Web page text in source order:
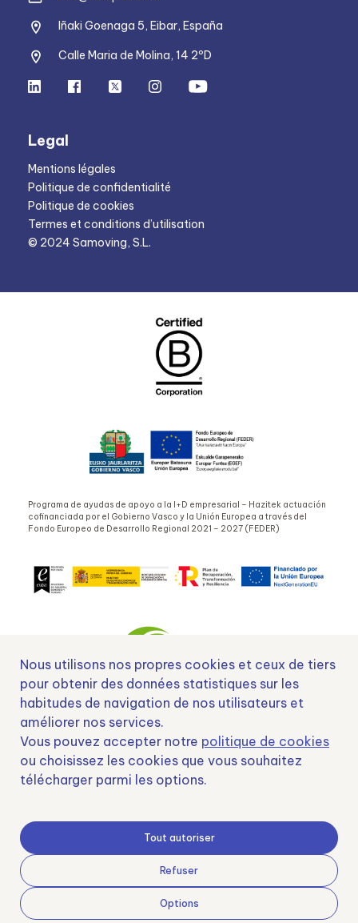
Iñaki Goenaga 5, Eibar, España
Calle Maria de Molina, 14 2ºD
Legal
Mentions légales
Politique de confidentialité
Politique de cookies
Termes et conditions d’utilisation
© 2024 Samoving, S.L.
Programa de ayudas de apoyo a la I+D empresarial – Hazitek actuación
cofinanciada por el Gobierno Vasco y la Unión Europea a través del
Fondo Europeo de Desarrollo Regional 2021 – 2027 (FEDER)
Nº EXP 00152378 / SNEO-20222129 Financiado por la Unión Europea –
Samoving, S.L. En el marco del Programa ICEX Next, ha contado con el apoyo
de ICEX y con la cofinanciación del fondo europeo FEDER. LA finalidad de este
apoyo es contribuir al desarrollo internacional de la empresa y de su entorno.
Fondo Europeo de Desarrollo Regional
Nous utilisons nos propres cookies et ceux de tiers
pour obtenir des données statistiques sur les
habitudes de navigation de nos utilisateurs et
améliorer nos services.
Vous pouvez accepter notre politique de cookies
ou choisissez les cookies que vous souhaitez
télécharger parmi les options.
Tout autoriser
Refuser
Options